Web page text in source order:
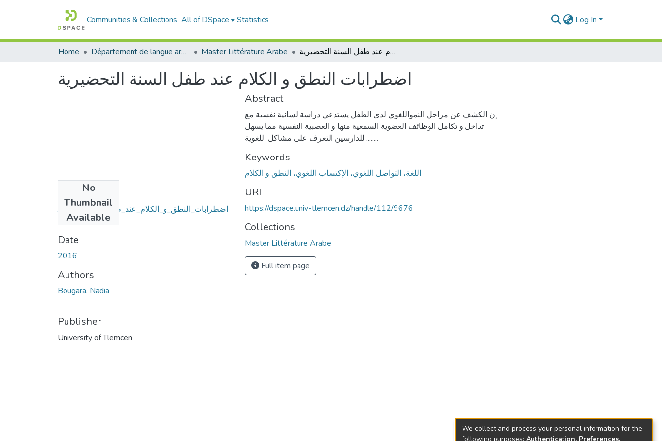
Communities & Collections All of DSpace Statistics Log In
Home Département de langue arabe Master Littérature Arabe اضطرابات النطق و الكلام عند طفل السنة التحضيرية
اضطرابات النطق و الكلام عند طفل السنة التحضيرية
No
Thumbnail
Available
اضطرابات_النطق_و_الكلام_عند_طفل_السنة_التحضي
رية.pdf(2.06 MB)
Date
2016
Authors
Bougara, Nadia
Publisher
University of Tlemcen
Abstract
إن الكشف عن مراحل النمواللغوي لدى الطفل يستدعي دراسة لسانية نفسية مع
تداخل و تكامل الوظائف العضوية السمعية منها و العصبية النفسية مما يسهل
للدارسين التعرف على مشاكل اللغوية ........
Keywords
اللغة، التواصل اللغوي، الإكتساب اللغوي، النطق و الكلام
URI
https://dspace.univ-tlemcen.dz/handle/112/9676
Collections
Master Littérature Arabe
Full item page
We collect and process your personal information for the
following purposes: Authentication, Preferences,